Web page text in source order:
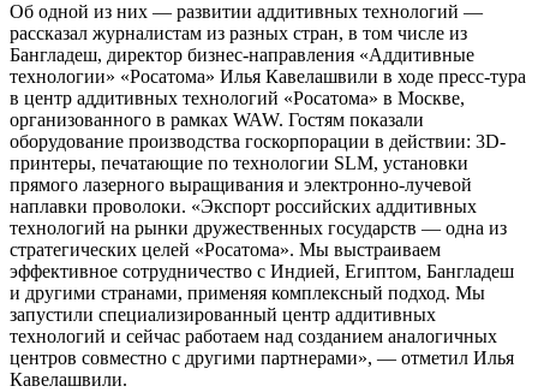
Об одной из них — развитии аддитивных технологий —
рассказал журналистам из разных стран, в том числе из
Бангладеш, директор бизнес-направления «Аддитивные
технологии» «Росатома» Илья Кавелашвили в ходе пресс-тура
в центр аддитивных технологий «Росатома» в Москве,
организованного в рамках WAW. Гостям показали
оборудование производства госкорпорации в действии: 3D-
принтеры, печатающие по технологии SLM, установки
прямого лазерного выращивания и электронно-лучевой
наплавки проволоки. «Экспорт российских аддитивных
технологий на рынки дружественных государств — одна из
стратегических целей «Росатома». Мы выстраиваем
эффективное сотрудничество с Индией, Египтом, Бангладеш
и другими странами, применяя комплексный подход. Мы
запустили специализированный центр аддитивных
технологий и сейчас работаем над созданием аналогичных
центров совместно с другими партнерами», — отметил Илья
Кавелашвили.